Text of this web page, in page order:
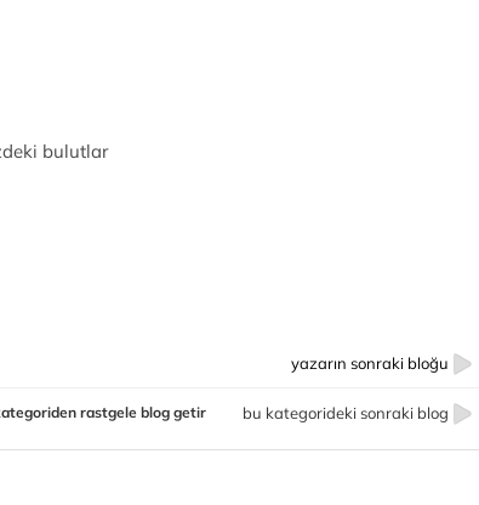
bulutlar
yazarın sonraki bloğu
bu kategorideki sonraki blog
rastgele blog getir